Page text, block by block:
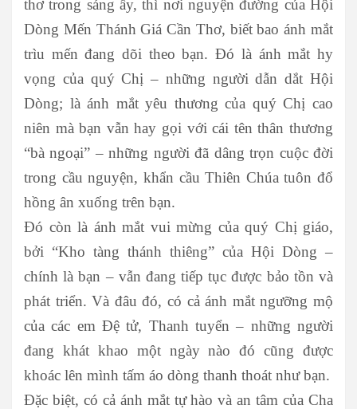
thơ trong sáng ấy, thì nơi nguyện đường của Hội
Dòng Mến Thánh Giá Cần Thơ, biết bao ánh mắt
trìu mến đang dõi theo bạn. Đó là ánh mắt hy
vọng của quý Chị – những người dẫn dắt Hội
Dòng; là ánh mắt yêu thương của quý Chị cao
niên mà bạn vẫn hay gọi với cái tên thân thương
“bà ngoại” – những người đã dâng trọn cuộc đời
trong cầu nguyện, khẩn cầu Thiên Chúa tuôn đổ
hồng ân xuống trên bạn.
Đó còn là ánh mắt vui mừng của quý Chị giáo,
bởi “Kho tàng thánh thiêng” của Hội Dòng –
chính là bạn – vẫn đang tiếp tục được bảo tồn và
phát triển. Và đâu đó, có cả ánh mắt ngưỡng mộ
của các em Đệ tử, Thanh tuyển – những người
đang khát khao một ngày nào đó cũng được
khoác lên mình tấm áo dòng thanh thoát như bạn.
Đặc biệt, có cả ánh mắt tự hào và an tâm của Cha